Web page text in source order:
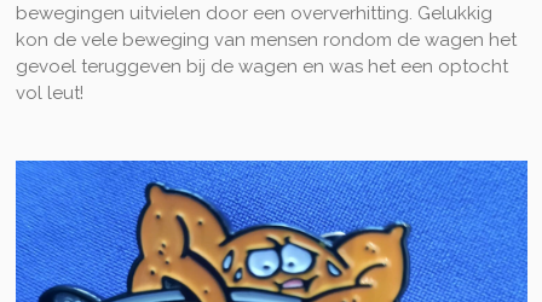
bewegingen uitvielen door een oververhitting. Gelukkig
kon de vele beweging van mensen rondom de wagen het
gevoel teruggeven bij de wagen en was het een optocht
vol leut!